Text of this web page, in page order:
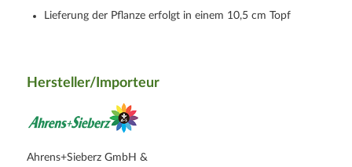
Lieferung der Pflanze erfolgt in einem 10,5 cm Topf
Hersteller/Importeur
Ahrens+Sieberz GmbH &